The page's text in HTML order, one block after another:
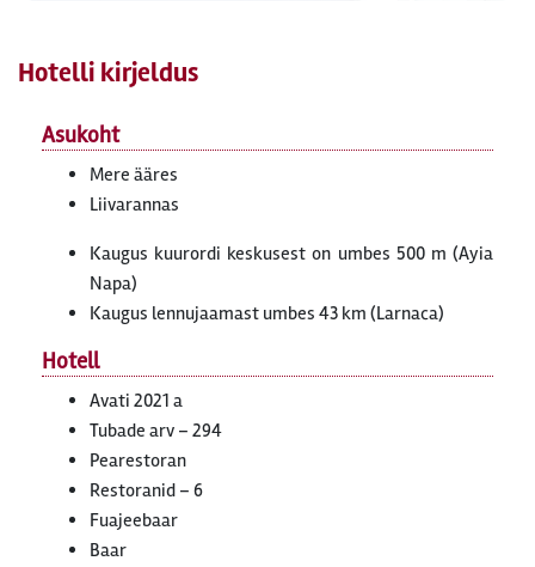
Hotelli kirjeldus
Asukoht
Mere ääres
Liivarannas
Kaugus kuurordi keskusest on umbes 500 m (Ayia
Napa)
Kaugus lennujaamast umbes 43 km (Larnaca)
Hotell
Avati 2021 a
Tubade arv – 294
Pearestoran
Restoranid – 6
Fuajeebaar
Baar